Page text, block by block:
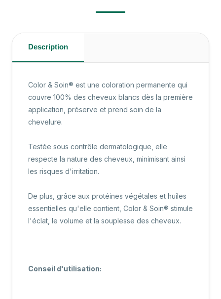
Description
Color & Soin® est une coloration permanente qui
couvre 100% des cheveux blancs dès la première
application, préserve et prend soin de la
chevelure.
Testée sous contrôle dermatologique, elle
respecte la nature des cheveux, minimisant ainsi
les risques d'irritation.
De plus, grâce aux protéines végétales et huiles
essentielles qu'elle contient, Color & Soin® stimule
l'éclat, le volume et la souplesse des cheveux.
Conseil d'utilisation: